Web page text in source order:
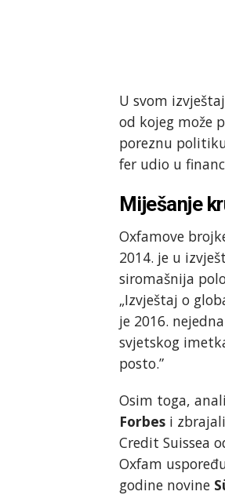
U svom
od kojeg može
poreznu
fer udio u
Miješanje
Oxfamove
2014. je u
siromašnija
„Izvještaj o
je 2016.
svjetskog
posto.”
Osim toga,
Forbes i
Credit Suissea
Oxfam
godine novine